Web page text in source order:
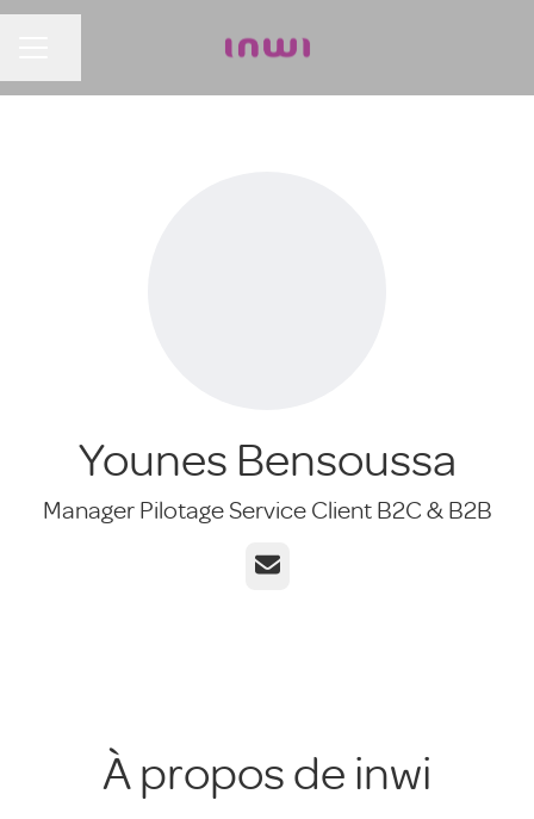
Younes Bensoussa
Manager Pilotage Service Client B2C & B2B
E-mail
À propos de inwi